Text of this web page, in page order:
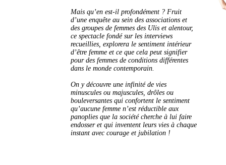
Mais qu’en est-il profondément ? Fruit
d’une enquête au sein des associations et
des groupes de femmes des Ulis et alentour,
ce spectacle fondé sur les interviews
recueillies, explorera le sentiment intérieur
d’être femme et ce que cela peut signifier
pour des femmes de conditions différentes
dans le monde contemporain.
On y découvre une infinité de vies
minuscules ou majuscules, drôles ou
bouleversantes qui confortent le sentiment
qu’aucune femme n’est réductible aux
panoplies que la société cherche à lui faire
endosser et qui inventent leurs vies à chaque
instant avec courage et jubilation !